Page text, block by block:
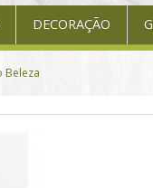
DECORAÇÃO
Beleza